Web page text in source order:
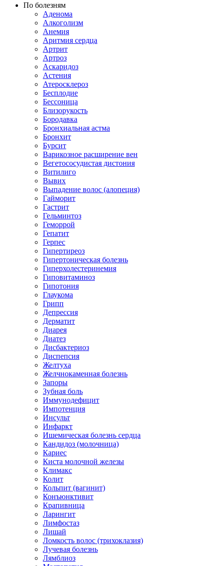
По болезням
Аденома
Алкоголизм
Анемия
Аритмия сердца
Артрит
Артроз
Аскаридоз
Астения
Атеросклероз
Бесплодие
Бессоница
Близорукость
Бородавка
Бронхиальная астма
Бронхит
Бурсит
Варикозное расширение вен
Вегетососудистая дистония
Витилиго
Вывих
Выпадение волос (алопеция)
Гайморит
Гастрит
Гельминтоз
Геморрой
Гепатит
Герпес
Гипертиреоз
Гипертоническая болезнь
Гиперхолестеринемия
Гиповитаминоз
Гипотония
Глаукома
Грипп
Депрессия
Дерматит
Диарея
Диатез
Дисбактериоз
Диспепсия
Желтуха
Желчнокаменная болезнь
Запоры
Зубная боль
Иммунодефицит
Импотенция
Инсульт
Инфаркт
Ишемическая болезнь сердца
Кандидоз (молочница)
Кариес
Киста молочной железы
Климакс
Колит
Кольпит (вагинит)
Конъюнктивит
Крапивница
Ларингит
Лимфостаз
Лишай
Ломкость волос (трихоклазия)
Лучевая болезнь
Лямблиоз